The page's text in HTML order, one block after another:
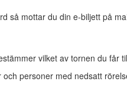
så mottar du din e-biljett på
vilket av tornen du får
personer med nedsatt